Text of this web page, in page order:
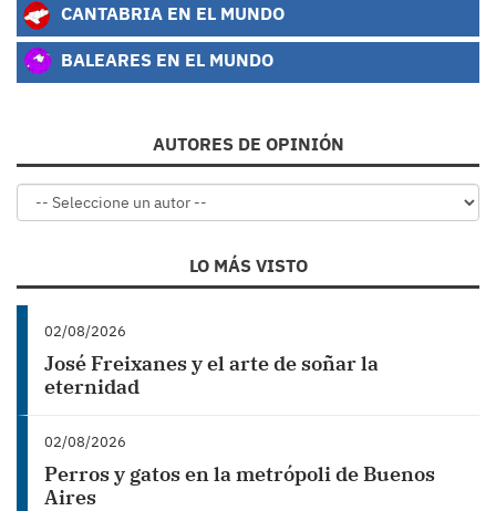
CANTABRIA EN EL MUNDO
BALEARES EN EL MUNDO
AUTORES DE OPINIÓN
LO MÁS VISTO
02/08/2026
José Freixanes y el arte de soñar la
eternidad
02/08/2026
Perros y gatos en la metrópoli de Buenos
Aires